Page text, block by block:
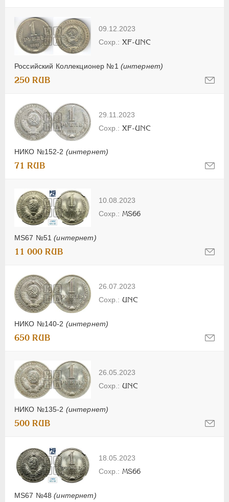
09.12.2023
Российский Коллекционер №1 (интернет)
XF-UNC
250 RUB
29.11.2023
НИКО №152-2 (интернет)
XF-UNC
71 RUB
10.08.2023
MS67 №51(интернет)
MS66
11 000 RUB
26.07.2023
НИКО №140-2 (интернет)
UNC
650 RUB
26.05.2023
НИКО №135-2 (интернет)
UNC
500 RUB
18.05.2023
MS67 №48(интернет)
MS66